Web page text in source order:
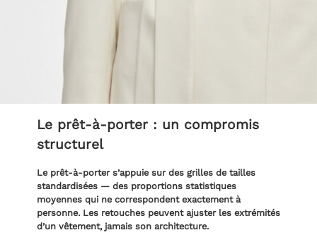
Le prêt-à-porter : un compromis
structurel
Le prêt-à-porter s’appuie sur des grilles de tailles
standardisées — des proportions statistiques
moyennes qui ne correspondent exactement à
personne. Les retouches peuvent ajuster les extrémités
d’un vêtement, jamais son architecture.